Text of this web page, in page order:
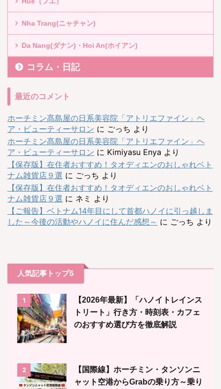
Nha Trang(ニャチャン)
Da Nang(ダナン)・Hoi An(ホイアン)
コラム・日記
最近のコメント
ホーチミン髙島屋の日系美容院「アトリエファイン」ヘ
ア・ビューティーサロン に ごっち より
ホーチミン髙島屋の日系美容院「アトリエファイン」ヘ
ア・ビューティーサロン に Kimiyasu Enya より
【保存版】在住者おすすめ！タオディエンのおしゃれベト
ナム雑貨店９選 に ごっち より
【保存版】在住者おすすめ！タオディエンのおしゃれベト
ナム雑貨店９選 に ネミ より
【ご報告】ベトナム14年目にして首都ハノイに引っ越しま
した～今後の活動やハノイに住んだ感想～ に ごっち より
人気記事トップ5
1
【2026年最新】「ハノイトレインス
トリート」行き方・時刻表・カフェ
のおすすめ選び方を徹底解説
2
【国際線】ホーチミン・タンソンニ
ャット空港からGrabの乗り方～乗り